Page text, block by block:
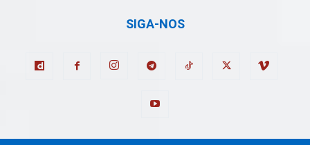
SIGA-NOS